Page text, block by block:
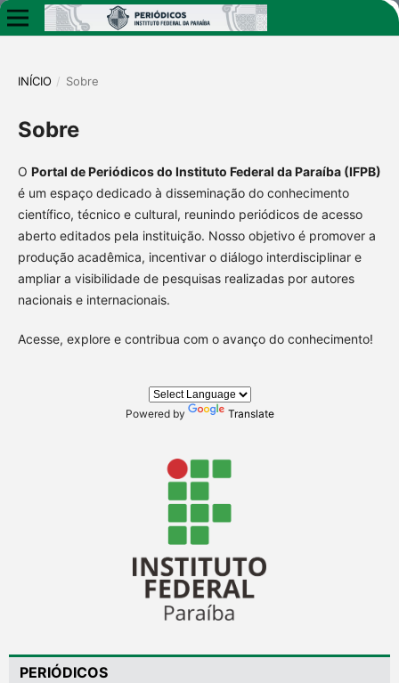
INÍCIO / Sobre
Sobre
O Portal de Periódicos do Instituto Federal da Paraíba (IFPB)
é um espaço dedicado à disseminação do conhecimento
científico, técnico e cultural, reunindo periódicos de acesso
aberto editados pela instituição. Nosso objetivo é promover a
produção acadêmica, incentivar o diálogo interdisciplinar e
ampliar a visibilidade de pesquisas realizadas por autores
nacionais e internacionais.
Acesse, explore e contribua com o avanço do conhecimento!
Powered by Translate
PERIÓDICOS